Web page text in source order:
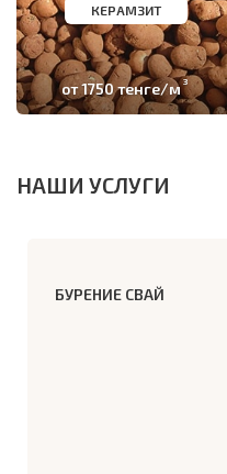
КЕРАМЗИТ
от 1750 тенге/м3
НАШИ УСЛУГИ
БУРЕНИЕ СВАЙ